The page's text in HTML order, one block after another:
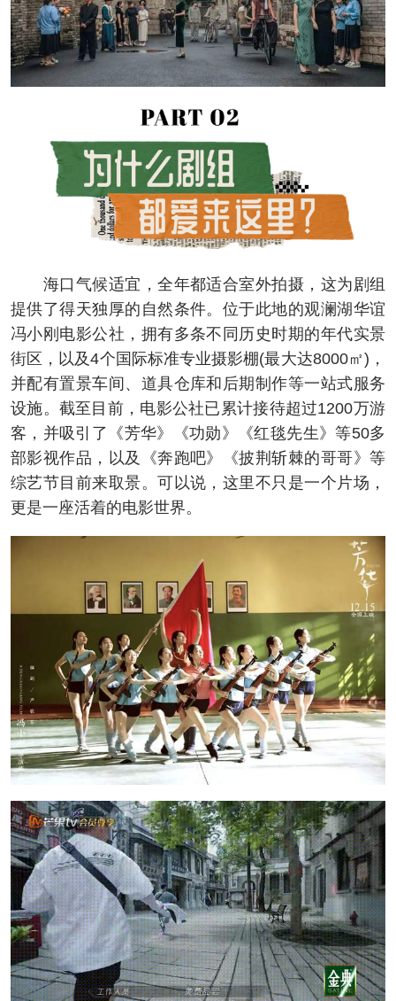
海口气候适宜，全年都适合室外拍摄，这为剧组
提供了得天独厚的自然条件。位于此地的观澜湖华谊
冯小刚电影公社，拥有多条不同历史时期的年代实景
街区，以及4个国际标准专业摄影棚(最大达8000㎡)，
并配有置景车间、道具仓库和后期制作等一站式服务
设施。截至目前，电影公社已累计接待超过1200万游
客，并吸引了《芳华》《功勋》《红毯先生》等50多
部影视作品，以及《奔跑吧》《披荆斩棘的哥哥》等
综艺节目前来取景。可以说，这里不只是一个片场，
更是一座活着的电影世界。